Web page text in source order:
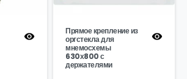
Прямое крепление из
оргстекла для
мнемосхемы
630х800 с
держателями